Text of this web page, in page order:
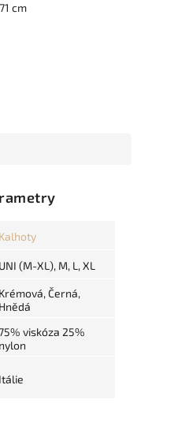
cm
Kalhoty
UNI (M-XL), M, L, XL
Krémová, Černá,
Hnědá
viskóza 25%
nylon
Itálie